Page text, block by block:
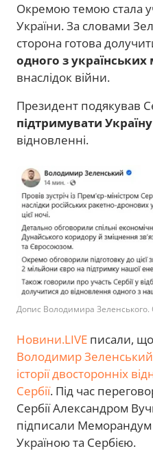
Окремою темою стала
України. За словами
сторона готова
одного з українських
внаслідок війни.
Президент подякував
підтримувати Україну
відновленні.
Допис Володимира Зеленського.
Новини.LIVE писали, що
Володимир
історії двосторонніх
Сербії. Під час
Сербії Александром
підписали
Україною та Сербією.